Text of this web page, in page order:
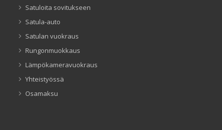
Satuloita sovitukseen
Satula-auto
Satulan vuokraus
Rungonmuokkaus
Lämpökameravuokraus
Yhteistyössä
Osamaksu